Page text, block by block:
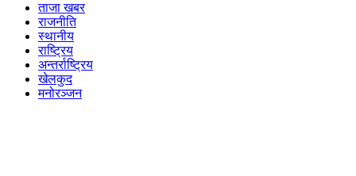
ताजा खबर
राजनीति
स्थानीय
राष्ट्रिय
अन्तर्राष्ट्रिय
खेलकुद
मनोरञ्जन